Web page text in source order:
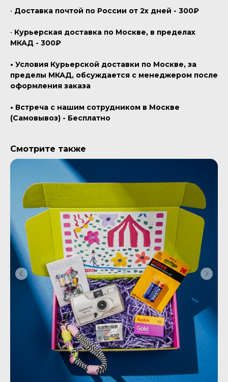
• Доставка почтой по России от 2х дней - 300₽
• Курьерская доставка по Москве, в пределах
МКАД - 300₽
• Условия Курьерской доставки по Москве, за
пределы МКАД, обсуждается с менеджером после
оформления заказа
• Встреча с нашим сотрудником в Москве
(Самовывоз) - Бесплатно
Смотрите также